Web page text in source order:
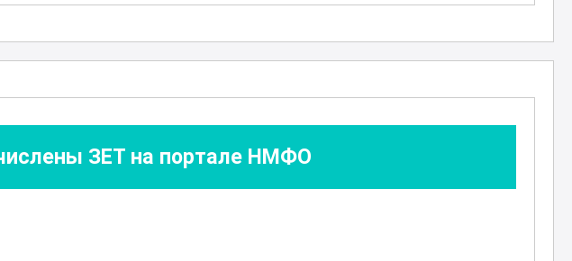
повысить свою
обеспечить
и методы
необходимые
практики.
ЗЕТ на портале НМФО